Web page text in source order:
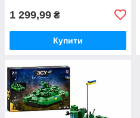
1 299,99 ₴
Купити